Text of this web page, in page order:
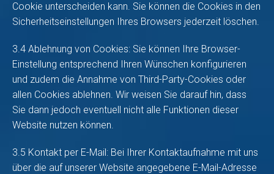
Cookie unterscheiden kann. Sie können die Cookies in den
Sicherheitseinstellungen Ihres Browsers jederzeit löschen.
3.4 Ablehnung von Cookies: Sie können Ihre Browser-
Einstellung entsprechend Ihren Wünschen konfigurieren
und zudem die Annahme von Third-Party-Cookies oder
allen Cookies ablehnen. Wir weisen Sie darauf hin, dass
Sie dann jedoch eventuell nicht alle Funktionen dieser
Website nutzen können.
3.5 Kontakt per E-Mail: Bei Ihrer Kontaktaufnahme mit uns
über die auf unserer Website angegebene E-Mail-Adresse